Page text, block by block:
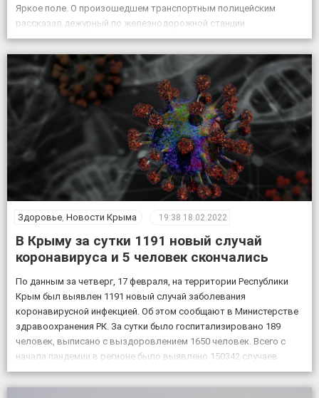
Яркое поле. О произошедшем транспортным полицейским
рассказал дежурный по железнодорожной станции
«Кировская». «Женщина переходила через железнодорожные
пути в установленном для этого месте, но на сигналы,
подаваемые машинистом, […]
Здоровье, Новости Крыма 19:38 18.02.2022
В Крыму за сутки 1191 новый случай
коронавируса и 5 человек скончались
По данным за четверг, 17 февраля, на территории Республики
Крым был выявлен 1191 новый случай заболевания
коронавирусной инфекцией. Об этом сообщают в Министерстве
здравоохранения РК. За сутки было госпитализировано 189
человек, выписано с выздоровлением 1650 человек. Всего с
начала пандемии в регионе было выявлено 150342 случаев
заболевания коронавирусом, скончалось 4830 пациентов с
подтвержденным коронавирусом, в […]